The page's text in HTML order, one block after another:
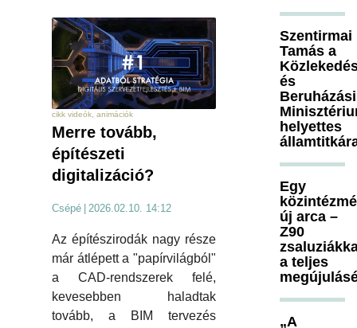
cikk videók, animációk
Merre tovább,
építészeti
digitalizáció?
Csépé 2026.02.10. 14:12
Az építészirodák nagy része
már átlépett a "papírvilágból"
a CAD-rendszerek felé,
kevesebben haladtak
tovább, a BIM tervezés
Szentirmai
Tamás a
és
Beruházási
helyettes
Egy
új arca –
Z90
a teljes
„A